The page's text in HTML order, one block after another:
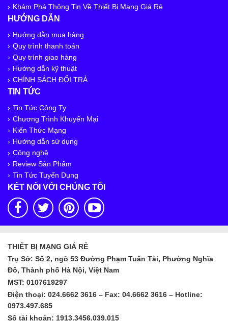
Khám Phá Thông Tin Về Thiết Bị Mạng Giá Rẻ
HƯỚNG DẪN
Hướng dẫn mua hàng
Quy trình thanh toán
Quy trình giao hàng
Hướng dẫn kỹ thuật
CHÍNH SÁCH ĐỔI TRẢ
TIN TỨC
Tin Tức Công Ty
Chương Trình Khuyến Mại
Kiến Thức Mạng
Hướng dẫn sử dụng
Công nghệ
Review Sản Phẩm
Tin Tức Tuyển Dụng
KẾT NỐI VỚI CHÚNG TÔI
THIẾT BỊ MẠNG GIÁ RẺ
Trụ Sở: Số 2, ngõ 53 Đường Phạm Tuấn Tài, Phường Nghĩa
Đô, Thành phố Hà Nội, Việt Nam
MST: 0107619297
Điện thoại: 024.6662 3616 – Fax: 04.6662 3616 – Hotline:
0973.497.685
Số tài khoản: 1913.3456.039.015